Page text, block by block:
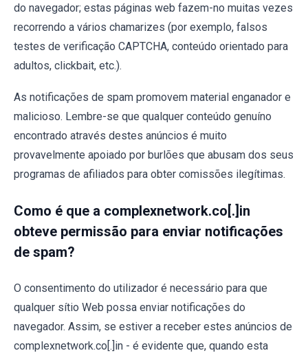
do navegador; estas páginas web fazem-no muitas vezes
recorrendo a vários chamarizes (por exemplo, falsos
testes de verificação CAPTCHA, conteúdo orientado para
adultos, clickbait, etc.).
As notificações de spam promovem material enganador e
malicioso. Lembre-se que qualquer conteúdo genuíno
encontrado através destes anúncios é muito
provavelmente apoiado por burlões que abusam dos seus
programas de afiliados para obter comissões ilegítimas.
Como é que a complexnetwork.co[.]in
obteve permissão para enviar notificações
de spam?
O consentimento do utilizador é necessário para que
qualquer sítio Web possa enviar notificações do
navegador. Assim, se estiver a receber estes anúncios de
complexnetwork.co[.]in - é evidente que, quando esta